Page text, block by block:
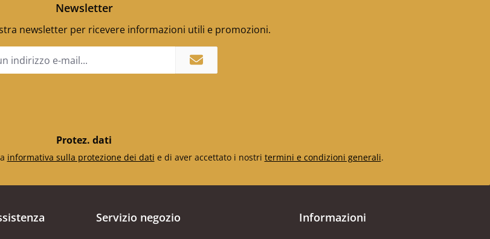
Newsletter
newsletter per ricevere informazioni utili e promozioni.
Protez. dati
informativa sulla protezione dei dati e di aver accettato i nostri termini e condizioni generali.
Servizio negozio Informazioni